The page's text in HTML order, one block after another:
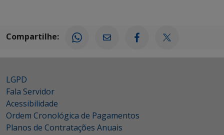
Compartilhe:
LGPD
Fala Servidor
Acessibilidade
Ordem Cronológica de Pagamentos
Planos de Contratações Anuais